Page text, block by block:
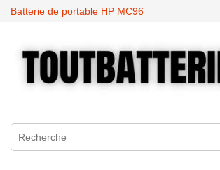
Batterie de portable HP MC96